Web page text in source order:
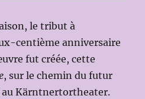
le tribut à
centième anniversaire
fut créée, cette
, sur le chemin du futur
au Kärntnertortheater.